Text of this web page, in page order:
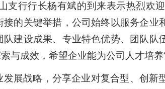
行行长杨有斌的到来表示热烈欢
的关键举措，公司始终以服务企业
建设成果、专业特色优势、团队队
成效，希望企业能为公司人才培养
展战略，分享企业对复合型、创新